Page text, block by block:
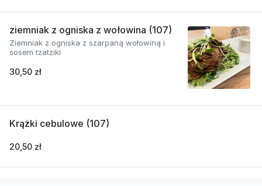
ziemniak z ogniska z wołowina (107)
Ziemniak z ogniska z szarpaną wołowiną i
sosem tzatziki
30,50 zł
Krążki cebulowe (107)
20,50 zł